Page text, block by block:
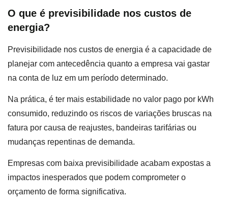
O que é previsibilidade nos custos de
energia?
Previsibilidade nos custos de energia é a capacidade de
planejar com antecedência quanto a empresa vai gastar
na conta de luz em um período determinado.
Na prática, é ter mais estabilidade no valor pago por kWh
consumido, reduzindo os riscos de variações bruscas na
fatura por causa de reajustes, bandeiras tarifárias ou
mudanças repentinas de demanda.
Empresas com baixa previsibilidade acabam expostas a
impactos inesperados que podem comprometer o
orçamento de forma significativa.